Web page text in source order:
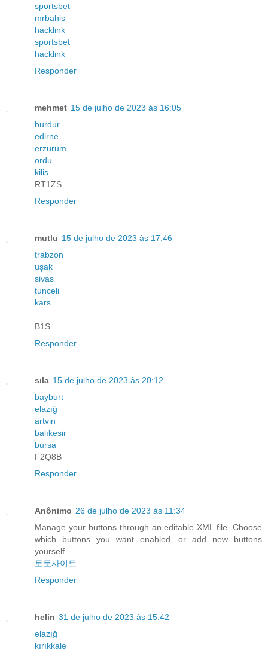
sportsbet
mrbahis
hacklink
sportsbet
hacklink
Responder
mehmet 15 de julho de 2023 às 16:05
burdur
edirne
erzurum
ordu
kilis
RT1ZS
Responder
mutlu 15 de julho de 2023 às 17:46
trabzon
uşak
sivas
tunceli
kars
B1S
Responder
sıla 15 de julho de 2023 às 20:12
bayburt
elazığ
artvin
balıkesir
bursa
F2Q8B
Responder
Anônimo 26 de julho de 2023 às 11:34
Manage your buttons through an editable XML file. Choose
which buttons you want enabled, or add new buttons
yourself.
토토사이트
Responder
helin 31 de julho de 2023 às 15:42
elazığ
kırıkkale